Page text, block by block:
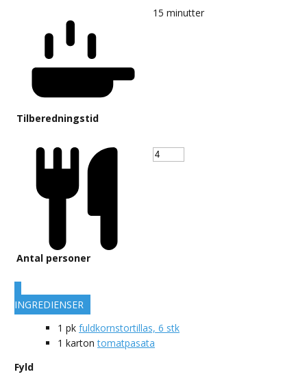
Tilberedningstid
15 minutter
Antal personer
INGREDIENSER
1 pk fuldkornstortillas, 6 stk
1 karton tomatpasata
Fyld